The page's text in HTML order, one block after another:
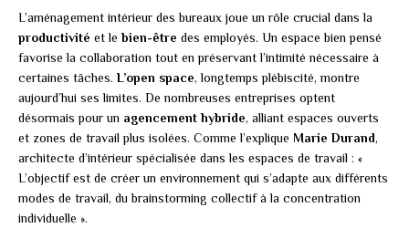
L’aménagement intérieur des bureaux joue un rôle crucial dans la
productivité et lebien-être des employés. Un espace bien pensé
favorise la collaboration tout en préservant l’intimité nécessaire à
certaines tâches.L’open space, longtemps plébiscité, montre
aujourd’hui ses limites. De nombreuses entreprises optent
désormais pour un agencement hybride, alliant espaces ouverts
et zones de travail plus isolées. Comme l’explique Marie Durand,
architecte d’intérieur spécialisée dans les espaces de travail : «
L’objectif est de créer un environnement qui s’adapte aux différents
modes de travail, du brainstorming collectif à la concentration
individuelle ».